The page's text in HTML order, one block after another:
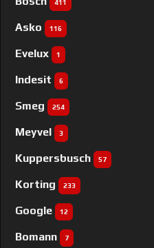
411
Asko 116
Evelux 1
Indesit 6
Smeg 254
Meyvel 3
Kuppersbusch 57
Korting 233
Google 12
Bomann 7